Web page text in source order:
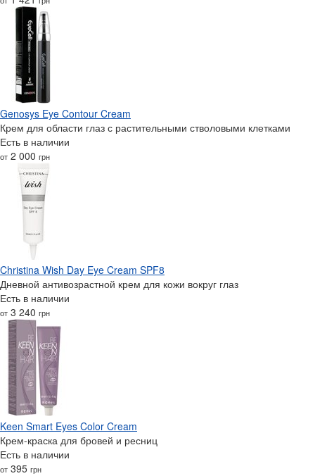
Genosys Eye Contour Cream
Крем для области глаз с растительными стволовыми клетками
Есть в наличии
от 2 000 грн
Christina Wish Day Eye Cream SPF8
Дневной антивозрастной крем для кожи вокруг глаз
Есть в наличии
от 3 240 грн
Keen Smart Eyes Color Cream
Крем-краска для бровей и ресниц
Есть в наличии
от 395 грн